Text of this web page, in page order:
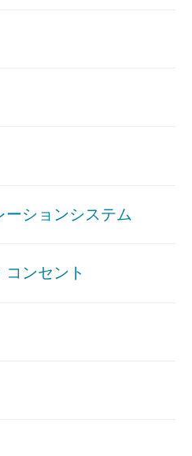
ーションシステム
コンセント